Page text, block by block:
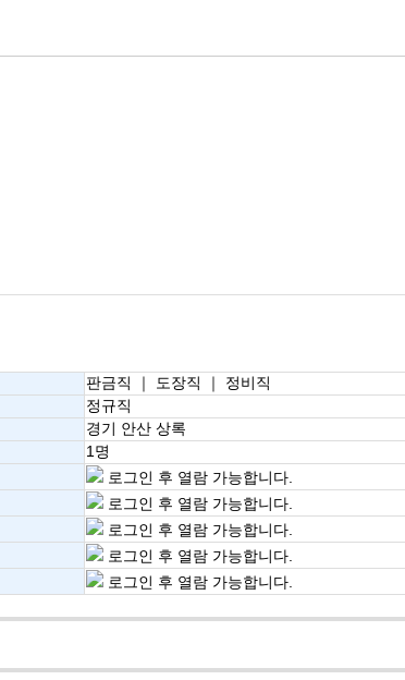
판금직 ｜ 도장직 ｜ 정비직
정규직
경기 안산 상록
1명
로그인 후 열람 가능합니다.
로그인 후 열람 가능합니다.
로그인 후 열람 가능합니다.
로그인 후 열람 가능합니다.
로그인 후 열람 가능합니다.